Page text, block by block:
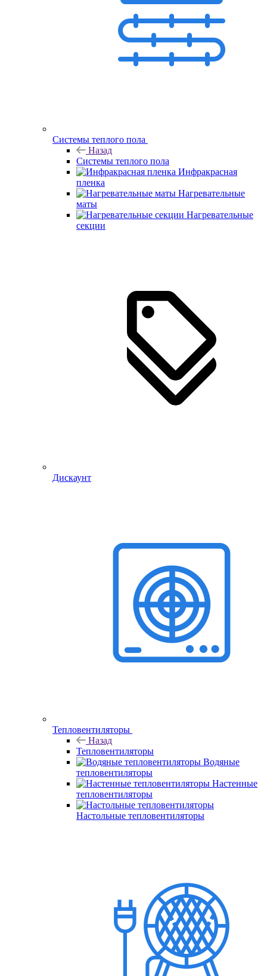
Системы теплого пола
Назад
Системы теплого пола
Инфракрасная
пленка
Нагревательные
маты
Нагревательные
секции
Дискаунт
Тепловентиляторы
Назад
Тепловентиляторы
Водяные
тепловентиляторы
Настенные
тепловентиляторы
Настольные тепловентиляторы